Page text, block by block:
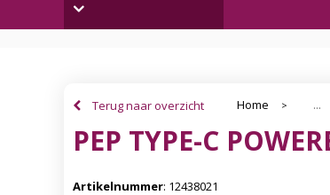
Terug naar overzicht Home > ...
PEP TYPE-C
Artikelnummer: 12438021